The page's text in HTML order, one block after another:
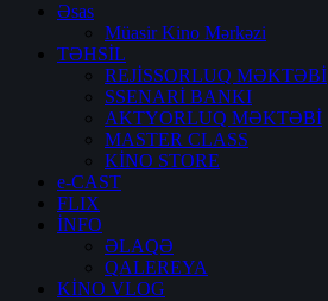
Əsas
Müasir Kino Mərkəzi
TƏHSİL
REJİSSORLUQ MƏKTƏBİ
SSENARİ BANKI
AKTYORLUQ MƏKTƏBİ
MASTER CLASS
KİNO STORE
e-CAST
FLIX
İNFO
ƏLAQƏ
QALEREYA
KİNO VLOG